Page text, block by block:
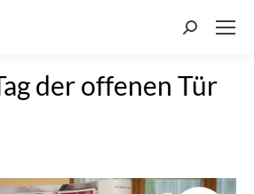
Search:
der offenen Tür